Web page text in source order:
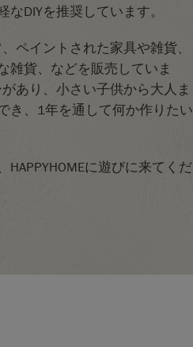
DIYを推奨しています。
ペイントされた家具や雑貨、
雑貨、などを販売していま
あり、小さい子供から大人ま
き、1年を通して何か作りたい
に遊びに来てくだ